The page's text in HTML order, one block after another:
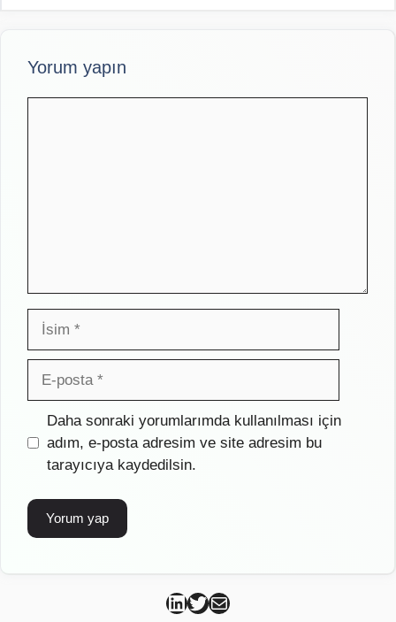
Yorum yapın
İsim
posta
İnternet
sitesi
Daha sonraki yorumlarımda kullanılması için
adım, e-posta adresim ve site adresim bu
tarayıcıya kaydedilsin.
Can Kütahya Linkedin
Can Kütahya Twitter
Can Kütahya Mail